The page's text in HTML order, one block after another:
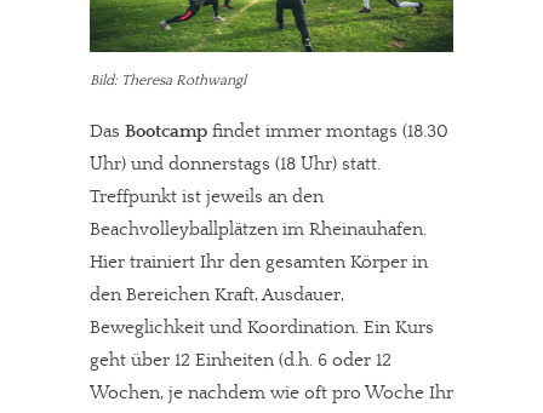
Bild: Theresa Rothwangl
Das Bootcamp findet immer montags (18.30
Uhr) und donnerstags (18 Uhr) statt.
Treffpunkt ist jeweils an den
Beachvolleyballplätzen im Rheinauhafen.
Hier trainiert Ihr den gesamten Körper in
den Bereichen Kraft, Ausdauer,
Beweglichkeit und Koordination. Ein Kurs
geht über 12 Einheiten (d.h. 6 oder 12
Wochen, je nachdem wie oft pro Woche Ihr